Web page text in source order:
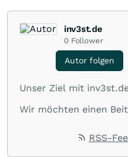
inv3st.de
0 Follower
Autor folgen
Unser Ziel mit
Wir möchten einen
Kapitalmarkt leisten
börsennotiertenRSS-